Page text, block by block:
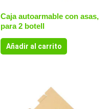
Caja autoarmable con asas,
para 2 botell
Añadir al carrito